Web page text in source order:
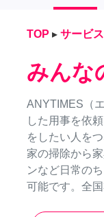
TOP ▸ サービス
みんな
ANYTIMES（
した用事を依
をしたい人を
家の掃除から
ンなど日常の
可能です。全